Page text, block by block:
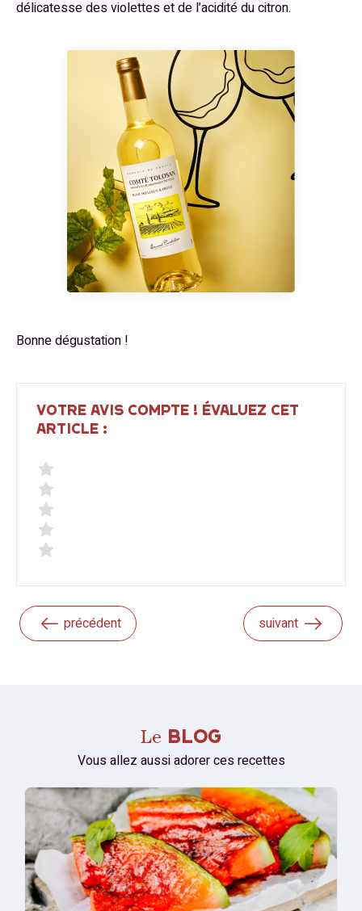
délicatesse des violettes et de l’acidité du citron.
Bonne dégustation !
VOTRE AVIS COMPTE ! ÉVALUEZ CET
ARTICLE :
précédent suivant
Le BLOG
Vous allez aussi adorer ces recettes